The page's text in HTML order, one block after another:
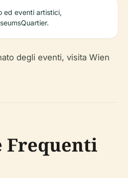
ed eventi artistici,
degli eventi, visita Wien
Frequenti